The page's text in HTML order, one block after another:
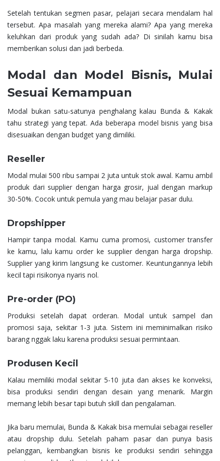
Setelah tentukan segmen pasar, pelajari secara mendalam hal
tersebut. Apa masalah yang mereka alami? Apa yang mereka
keluhkan dari produk yang sudah ada? Di sinilah kamu bisa
memberikan solusi dan jadi berbeda.
Modal dan Model Bisnis, Mulai
Sesuai Kemampuan
Modal bukan satu-satunya penghalang kalau Bunda & Kakak
tahu strategi yang tepat. Ada beberapa model bisnis yang bisa
disesuaikan dengan budget yang dimiliki.
Reseller
Modal mulai 500 ribu sampai 2 juta untuk stok awal. Kamu ambil
produk dari supplier dengan harga grosir, jual dengan markup
30-50%. Cocok untuk pemula yang mau belajar pasar dulu.
Dropshipper
Hampir tanpa modal. Kamu cuma promosi, customer transfer
ke kamu, lalu kamu order ke supplier dengan harga dropship.
Supplier yang kirim langsung ke customer. Keuntungannya lebih
kecil tapi risikonya nyaris nol.
Pre-order (PO)
Produksi setelah dapat orderan. Modal untuk sampel dan
promosi saja, sekitar 1-3 juta. Sistem ini meminimalkan risiko
barang nggak laku karena produksi sesuai permintaan.
Produsen Kecil
Kalau memiliki modal sekitar 5-10 juta dan akses ke konveksi,
bisa produksi sendiri dengan desain yang menarik. Margin
memang lebih besar tapi butuh skill dan pengalaman.
Jika baru memulai, Bunda & Kakak bisa memulai sebagai reseller
atau dropship dulu. Setelah paham pasar dan punya basis
pelanggan, kembangkan bisnis ke produksi sendiri sehingga